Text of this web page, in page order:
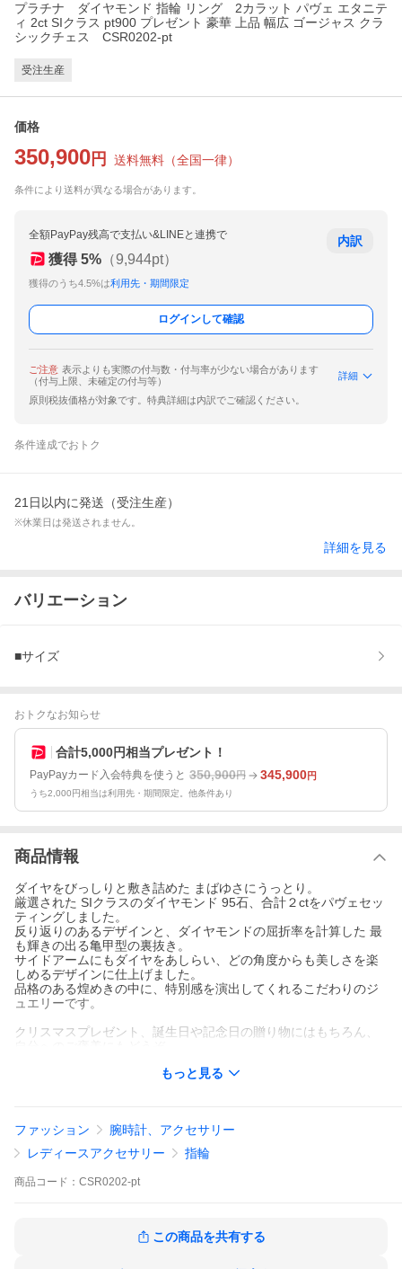
プラチナ ダイヤモンド 指輪 リング 2カラット パヴェ エタニテ
ィ 2ct SIクラス pt900 プレゼント 豪華 上品 幅広 ゴージャス クラ
シックチェス CSR0202-pt
受注生産
価格
350,900 円 送料無料 （全国一律）
条件により送料が異なる場合があります。
全額PayPay残高で支払い&LINEと連携で
獲得 5% （9,944pt）
獲得のうち4.5%は利用先・期間限定
内訳
ログインして確認
ご注意 表示よりも実際の付与数・付与率が少ない場合があります
（付与上限、未確定の付与等）
詳細
原則税抜価格が対象です。特典詳細は内訳でご確認ください。
条件達成でおトク
21日以内に発送（受注生産）
※休業日は発送されません。
詳細を見る
バリエーション
■サイズ
おトクなお知らせ
合計5,000円相当プレゼント！
PayPayカード入会特典を使うと 350,900円 345,900円
うち2,000円相当は利用先・期間限定。他条件あり
商品情報
ダイヤをびっしりと敷き詰めた まばゆさにうっとり。
厳選された SIクラスのダイヤモンド 95石、合計２ctをパヴェセッ
ティングしました。
反り返りのあるデザインと、ダイヤモンドの屈折率を計算した 最
も輝きの出る亀甲型の裏抜き。
サイドアームにもダイヤをあしらい、どの角度からも美しさを楽
しめるデザインに仕上げました。
品格のある煌めきの中に、特別感を演出してくれるこだわりのジ
ュエリーです。
クリスマスプレゼント、誕生日や記念日の贈り物にはもちろん、
送料無料/代引手数料無料/品質保証書
最大幅:約 12.0mm
SIクラス ダイヤ☆トータル２カラットの豪華使様。
もっと見る
ファッション
腕時計、アクセサリー
レディースアクセサリー
指輪
商品 コード： CSR0202-pt
この商品を共有する